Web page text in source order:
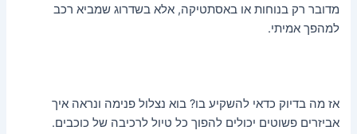
מדובר רק בנוחות או באסתטיקה, אלא בשדרוג שמביא רכב
למהפך אמיתי.
אז מה בדיוק כדאי להשקיע בו? בוא נצלול פנימה ונראה איך
אביזרים פשוטים יכולים להפוך כל טיול לרכיבה של כוכבים.